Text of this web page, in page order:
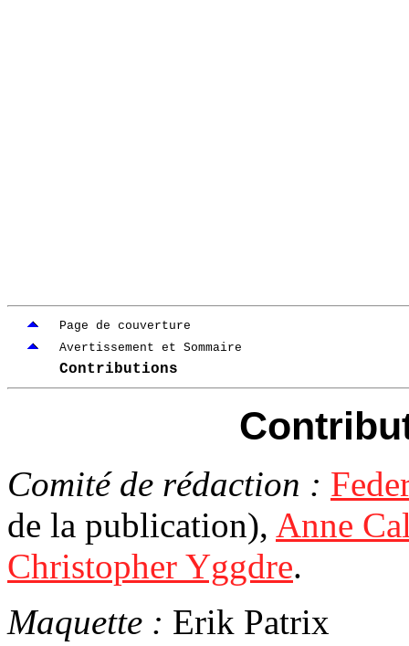
Page de couverture
Avertissement et Sommaire
Contributions
Comité de rédaction :
de la publication), Anne
Christopher Yggdre.
Maquette : Erik Patrix